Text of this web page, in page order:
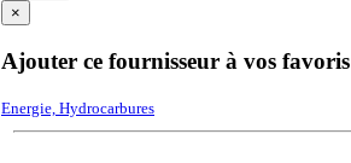
×
Ajouter ce fournisseur à vos favoris
Energie, Hydrocarbures